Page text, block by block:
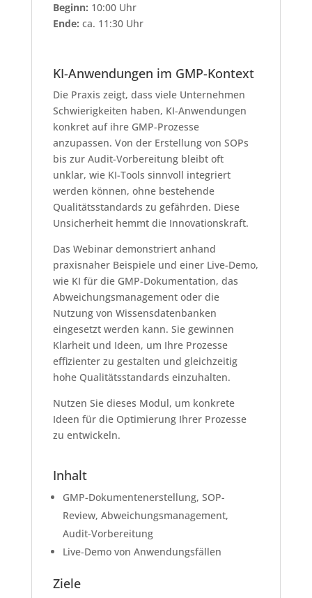
Beginn: 10:00 Uhr
Ende: ca. 11:30 Uhr
KI-Anwendungen im GMP-Kontext
Die Praxis zeigt, dass viele Unternehmen
Schwierigkeiten haben, KI-Anwendungen
konkret auf ihre GMP-Prozesse
anzupassen. Von der Erstellung von SOPs
bis zur Audit-Vorbereitung bleibt oft
unklar, wie KI-Tools sinnvoll integriert
werden können, ohne bestehende
Qualitätsstandards zu gefährden. Diese
Unsicherheit hemmt die Innovationskraft.
Das Webinar demonstriert anhand
praxisnaher Beispiele und einer Live-Demo,
wie KI für die GMP-Dokumentation, das
Abweichungsmanagement oder die
Nutzung von Wissensdatenbanken
eingesetzt werden kann. Sie gewinnen
Klarheit und Ideen, um Ihre Prozesse
effizienter zu gestalten und gleichzeitig
hohe Qualitätsstandards einzuhalten.
Nutzen Sie dieses Modul, um konkrete
Ideen für die Optimierung Ihrer Prozesse
zu entwickeln.
Inhalt
GMP-Dokumentenerstellung, SOP-
Review, Abweichungsmanagement,
Audit-Vorbereitung
Live-Demo von Anwendungsfällen
Ziele